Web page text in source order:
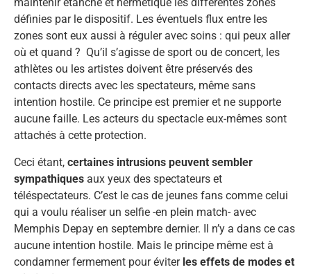
définies par le dispositif. Les éventuels flux entre les
zones sont eux aussi à réguler avec soins : qui peux aller
où et quand ? Qu’il s’agisse de sport ou de concert, les
athlètes ou les artistes doivent être préservés des
contacts directs avec les spectateurs, même sans
intention hostile. Ce principe est premier et ne supporte
aucune faille. Les acteurs du spectacle eux-mêmes sont
attachés à cette protection.
Ceci étant, certaines intrusions peuvent sembler
sympathiques aux yeux des spectateurs et
téléspectateurs. C’est le cas de jeunes fans comme celui
qui a voulu réaliser un selfie -en plein match- avec
Memphis Depay en septembre dernier. Il n’y a dans ce cas
aucune intention hostile. Mais le principe même est à
condamner fermement pour éviter les effets de modes et